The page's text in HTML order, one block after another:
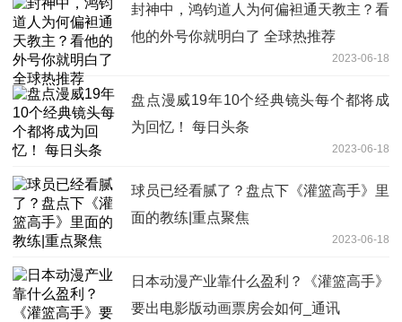
封神中，鸿钧道人为何偏袒通天教主？看
他的外号你就明白了 全球热推荐
2023-06-18
盘点漫威19年10个经典镜头每个都将成
为回忆！ 每日头条
2023-06-18
球员已经看腻了？盘点下《灌篮高手》里
面的教练|重点聚焦
2023-06-18
日本动漫产业靠什么盈利？《灌篮高手》
要出电影版动画票房会如何_通讯